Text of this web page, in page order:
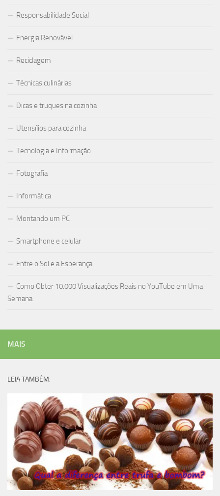
Responsabilidade Social
Energia Renovável
Reciclagem
Técnicas culinárias
Dicas e truques na cozinha
Utensílios para cozinha
Tecnologia e Informação
Fotografia
Informática
Montando um PC
Smartphone e celular
Entre o Sol e a Esperança
Como Obter 10.000 Visualizações Reais no YouTube em Uma
Semana
MAIS
LEIA TAMBÉM: